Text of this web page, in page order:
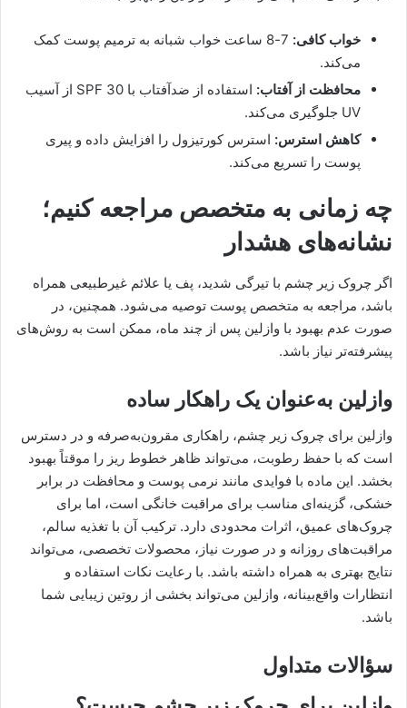
خواب کافی:
7-8 ساعت خواب شبانه به ترمیم پوست کمک
می‌کند.
محافظت از آفتاب:
استفاده از ضدآفتاب با SPF 30 از آسیب
UV جلوگیری می‌کند.
کاهش استرس: استرس کورتیزول را افزایش داده و پیری
پوست را تسریع می‌کند.
چه زمانی به متخصص مراجعه کنیم؛
نشانه‌های هشدار
اگر چروک زیر چشم با تیرگی شدید، پف یا علائم غیرطبیعی همراه
باشد، مراجعه به متخصص پوست توصیه می‌شود. همچنین، در
صورت عدم بهبود با وازلین پس از چند ماه، ممکن است به روش‌های
پیشرفته‌تر نیاز باشد.
وازلین به‌عنوان یک راهکار ساده
وازلین برای چروک زیر چشم، راهکاری مقرون‌به‌صرفه و در دسترس
است که با حفظ رطوبت، می‌تواند ظاهر خطوط ریز را موقتاً بهبود
بخشد. این ماده با فوایدی مانند نرمی پوست و محافظت در برابر
خشکی، گزینه‌ای مناسب برای مراقبت خانگی است، اما برای
چروک‌های عمیق، اثرات محدودی دارد. ترکیب آن با تغذیه سالم،
مراقبت‌های روزانه و در صورت نیاز، محصولات تخصصی، می‌تواند
نتایج بهتری به همراه داشته باشد. با رعایت نکات استفاده و
انتظارات واقع‌بینانه، وازلین می‌تواند بخشی از روتین زیبایی شما
باشد.
سؤالات متداول